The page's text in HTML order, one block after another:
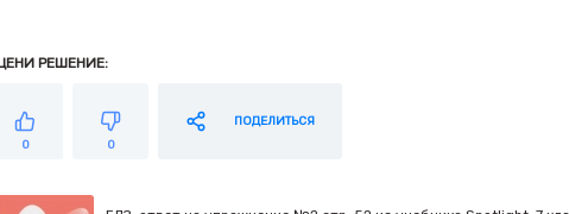
РЕШЕНИЕ:
0 0
ПОДЕЛИТЬСЯ